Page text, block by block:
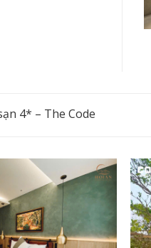
4* – The Code